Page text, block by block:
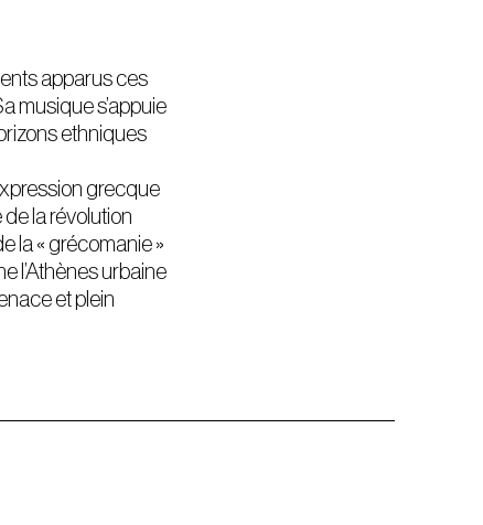
apparus ces
musique s’appuie
ethniques
grecque
la révolution
la « grécomanie »
l’Athènes urbaine
et plein